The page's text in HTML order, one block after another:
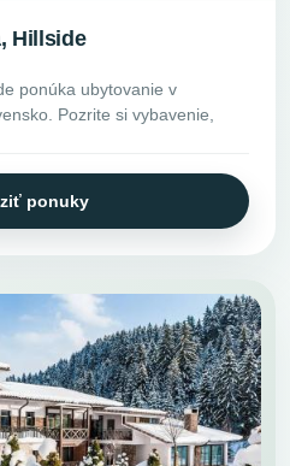
Hillside
ponúka ubytovanie v
Pozrite si vybavenie,
ponuky